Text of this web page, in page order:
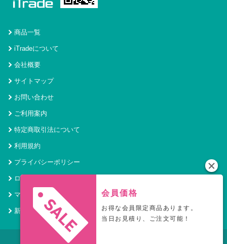
商品一覧
iTradeについて
会社概要
サイトマップ
お問い合わせ
ご利用案内
特定商取引法について
利用規約
プライバシーポリシー
ログイン
マイページ
新規会員登録
© 2021 アイトレード Powered by SecurityHouse.
会員価格
お得な会員限定商品あります。
当日お見積り、ご注文可能！